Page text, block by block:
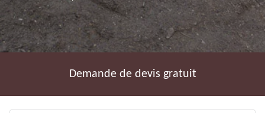
Demande de devis gratuit